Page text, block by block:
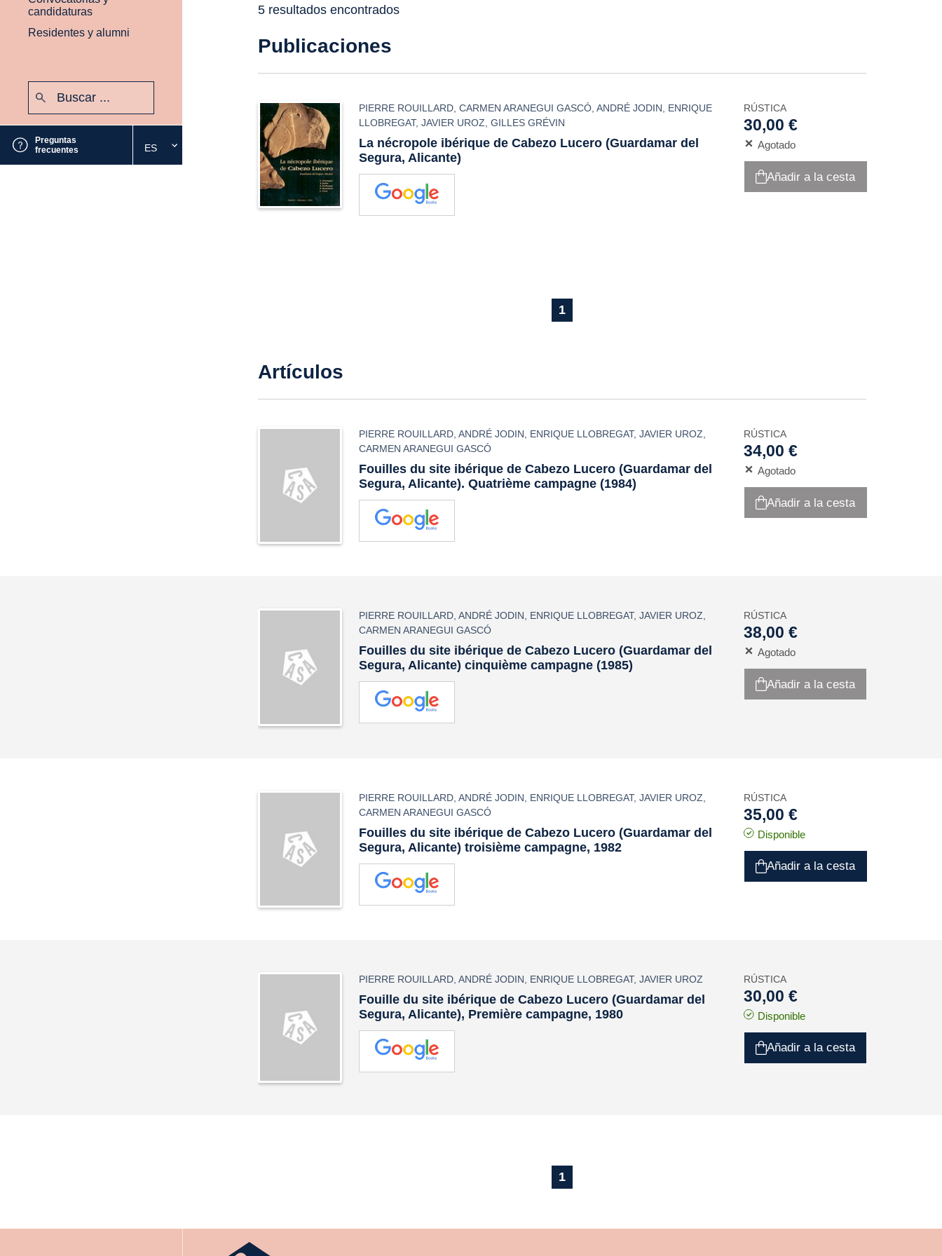
candidaturas
Residentes y alumni
Preguntas
frecuentes
Seleccione
el
ES
5 resultados encontrados
Publicaciones
PIERRE ROUILLARD ,CARMEN ARANEGUI GASCÓ ,ANDRÉ JODIN
ENRIQUE
LLOBREGAT,JAVIER UROZ ,GILLES GRÉVIN
La nécropole ibérique de Cabezo Lucero (Guardamar del
Segura, Alicante)
RÚSTICA
30,00 €
Agotado
Añadir a la cesta
1
Artículos
PIERRE ROUILLARD ,ANDRÉ JODIN ENRIQUE LLOBREGAT,JAVIER UROZ
CARMEN ARANEGUI GASCÓ
Fouilles du site ibérique de Cabezo Lucero (Guardamar del
Segura, Alicante). Quatrième campagne (1984)
RÚSTICA
34,00 €
Agotado
Añadir a la cesta
PIERRE ROUILLARD,ANDRÉ JODIN, ENRIQUE LLOBREGAT,JAVIER UROZ,
CARMEN ARANEGUI GASCÓ
Fouilles du site ibérique de Cabezo Lucero (Guardamar del
Segura, Alicante) cinquième campagne (1985)
RÚSTICA
38,00 €
Agotado
Añadir a la cesta
PIERRE ROUILLARD ,ANDRÉ JODIN ENRIQUE LLOBREGAT,JAVIER UROZ
CARMEN ARANEGUI GASCÓ
Fouilles du site ibérique de Cabezo Lucero (Guardamar del
Segura, Alicante) troisième campagne, 1982
RÚSTICA
35,00 €
Disponible
Añadir a la cesta
PIERRE ROUILLARD ,ANDRÉ JODIN ENRIQUE LLOBREGAT,JAVIER UROZ
Fouille du site ibérique de Cabezo Lucero (Guardamar del
Segura, Alicante), Première campagne, 1980
RÚSTICA
30,00 €
Disponible
Añadir a la cesta
1